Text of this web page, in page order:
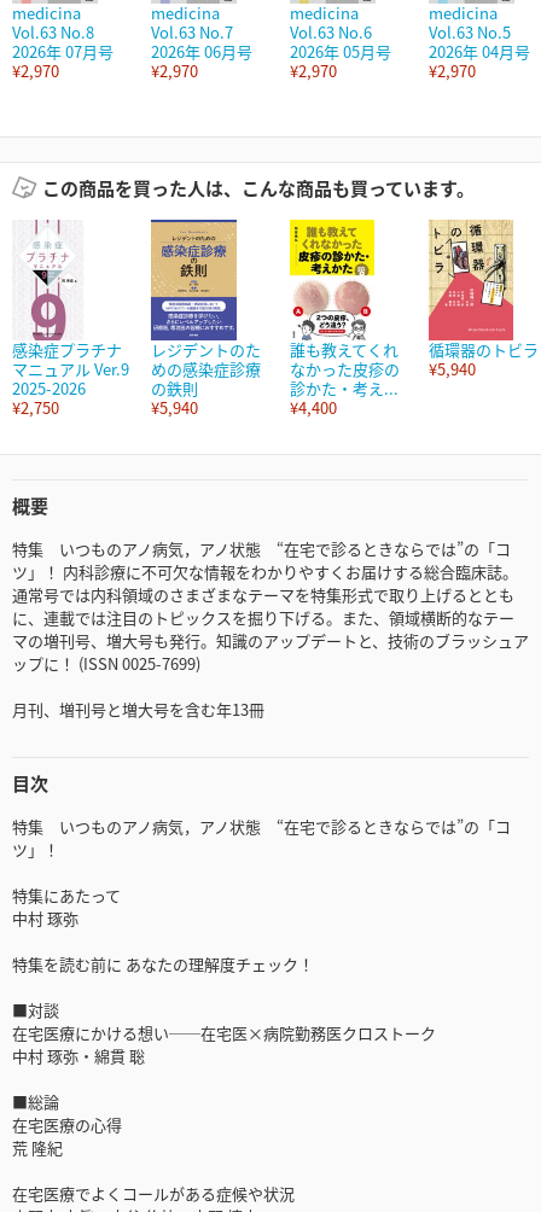
medicina
Vol.63 No.8
2026年 07月号
¥2,970
medicina
Vol.63 No.7
2026年 06月号
¥2,970
medicina
Vol.63 No.6
2026年 05月号
¥2,970
medicina
Vol.63 No.5
2026年 04月号
¥2,970
この商品を買った人は、こんな商品も買っています。
感染症プラチナ
マニュアル Ver.9
2025-2026
¥2,750
レジデントのた
めの感染症診療
の鉄則
¥5,940
誰も教えてくれ
なかった皮疹の
診かた・考え...
¥4,400
循環器のトビラ
¥5,940
概要
特集 いつものアノ病気，アノ状態 “在宅で診るときならでは”の「コ
ツ」！ 内科診療に不可欠な情報をわかりやすくお届けする総合臨床誌。
通常号では内科領域のさまざまなテーマを特集形式で取り上げるととも
に、連載では注目のトピックスを掘り下げる。また、領域横断的なテー
マの増刊号、増大号も発行。知識のアップデートと、技術のブラッシュア
ップに！ (ISSN 0025-7699)
月刊、増刊号と増大号を含む年13冊
目次
特集 いつものアノ病気，アノ状態 “在宅で診るときならでは”の「コ
ツ」！
特集にあたって
中村 琢弥
特集を読む前に あなたの理解度チェック！
■対談
在宅医療にかける想い──在宅医×病院勤務医クロストーク
中村 琢弥・綿貫 聡
■総論
在宅医療の心得
荒 隆紀
在宅医療でよくコールがある症候や状況